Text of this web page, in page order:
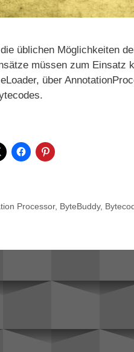
üblichen Möglichkeiten
müssen zum Einsatz
über
Processor, ByteBuddy,